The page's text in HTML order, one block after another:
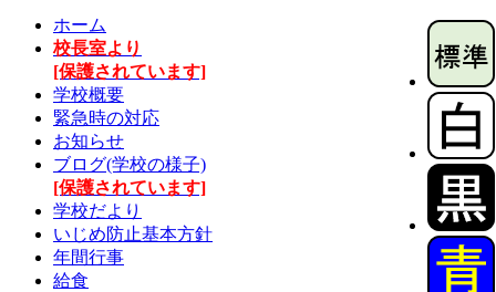
ホーム
校長室より
[保護されています]
学校概要
緊急時の対応
お知らせ
ブログ(学校の様子)
[保護されています]
学校だより
いじめ防止基本方針
年間行事
給食